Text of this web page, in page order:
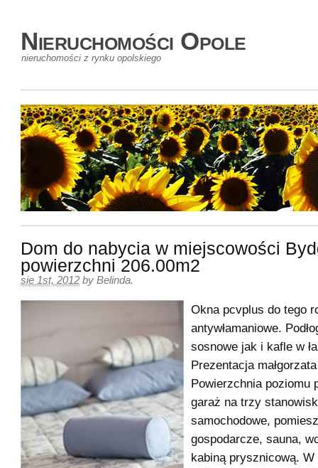
Nieruchomości Opole
nieruchomości z rynku opolskiego
Dom do nabycia w miejscowości
powierzchni 206.00m2
sie 1st, 2012 by Belinda.
Okna pcvplus do tego
antywłamaniowe.
sosnowe jak i kafle w
Prezentacja
Powierzchnia poziomu
garaż na trzy
samochodowe,
gospodarcze, sauna,
kabiną prysznicową. W